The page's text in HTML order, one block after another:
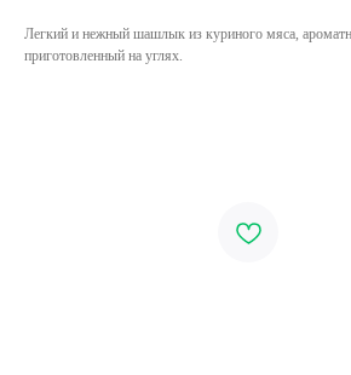
Легкий и нежный шашлык из куриного мяса,
приготовленный на углях.